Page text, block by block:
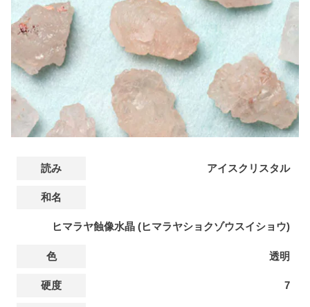
読み アイスクリスタル
和名
ヒマラヤ蝕像水晶 (ヒマラヤショクゾウスイショウ)
色 透明
硬度 7